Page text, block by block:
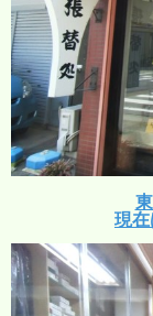
現在